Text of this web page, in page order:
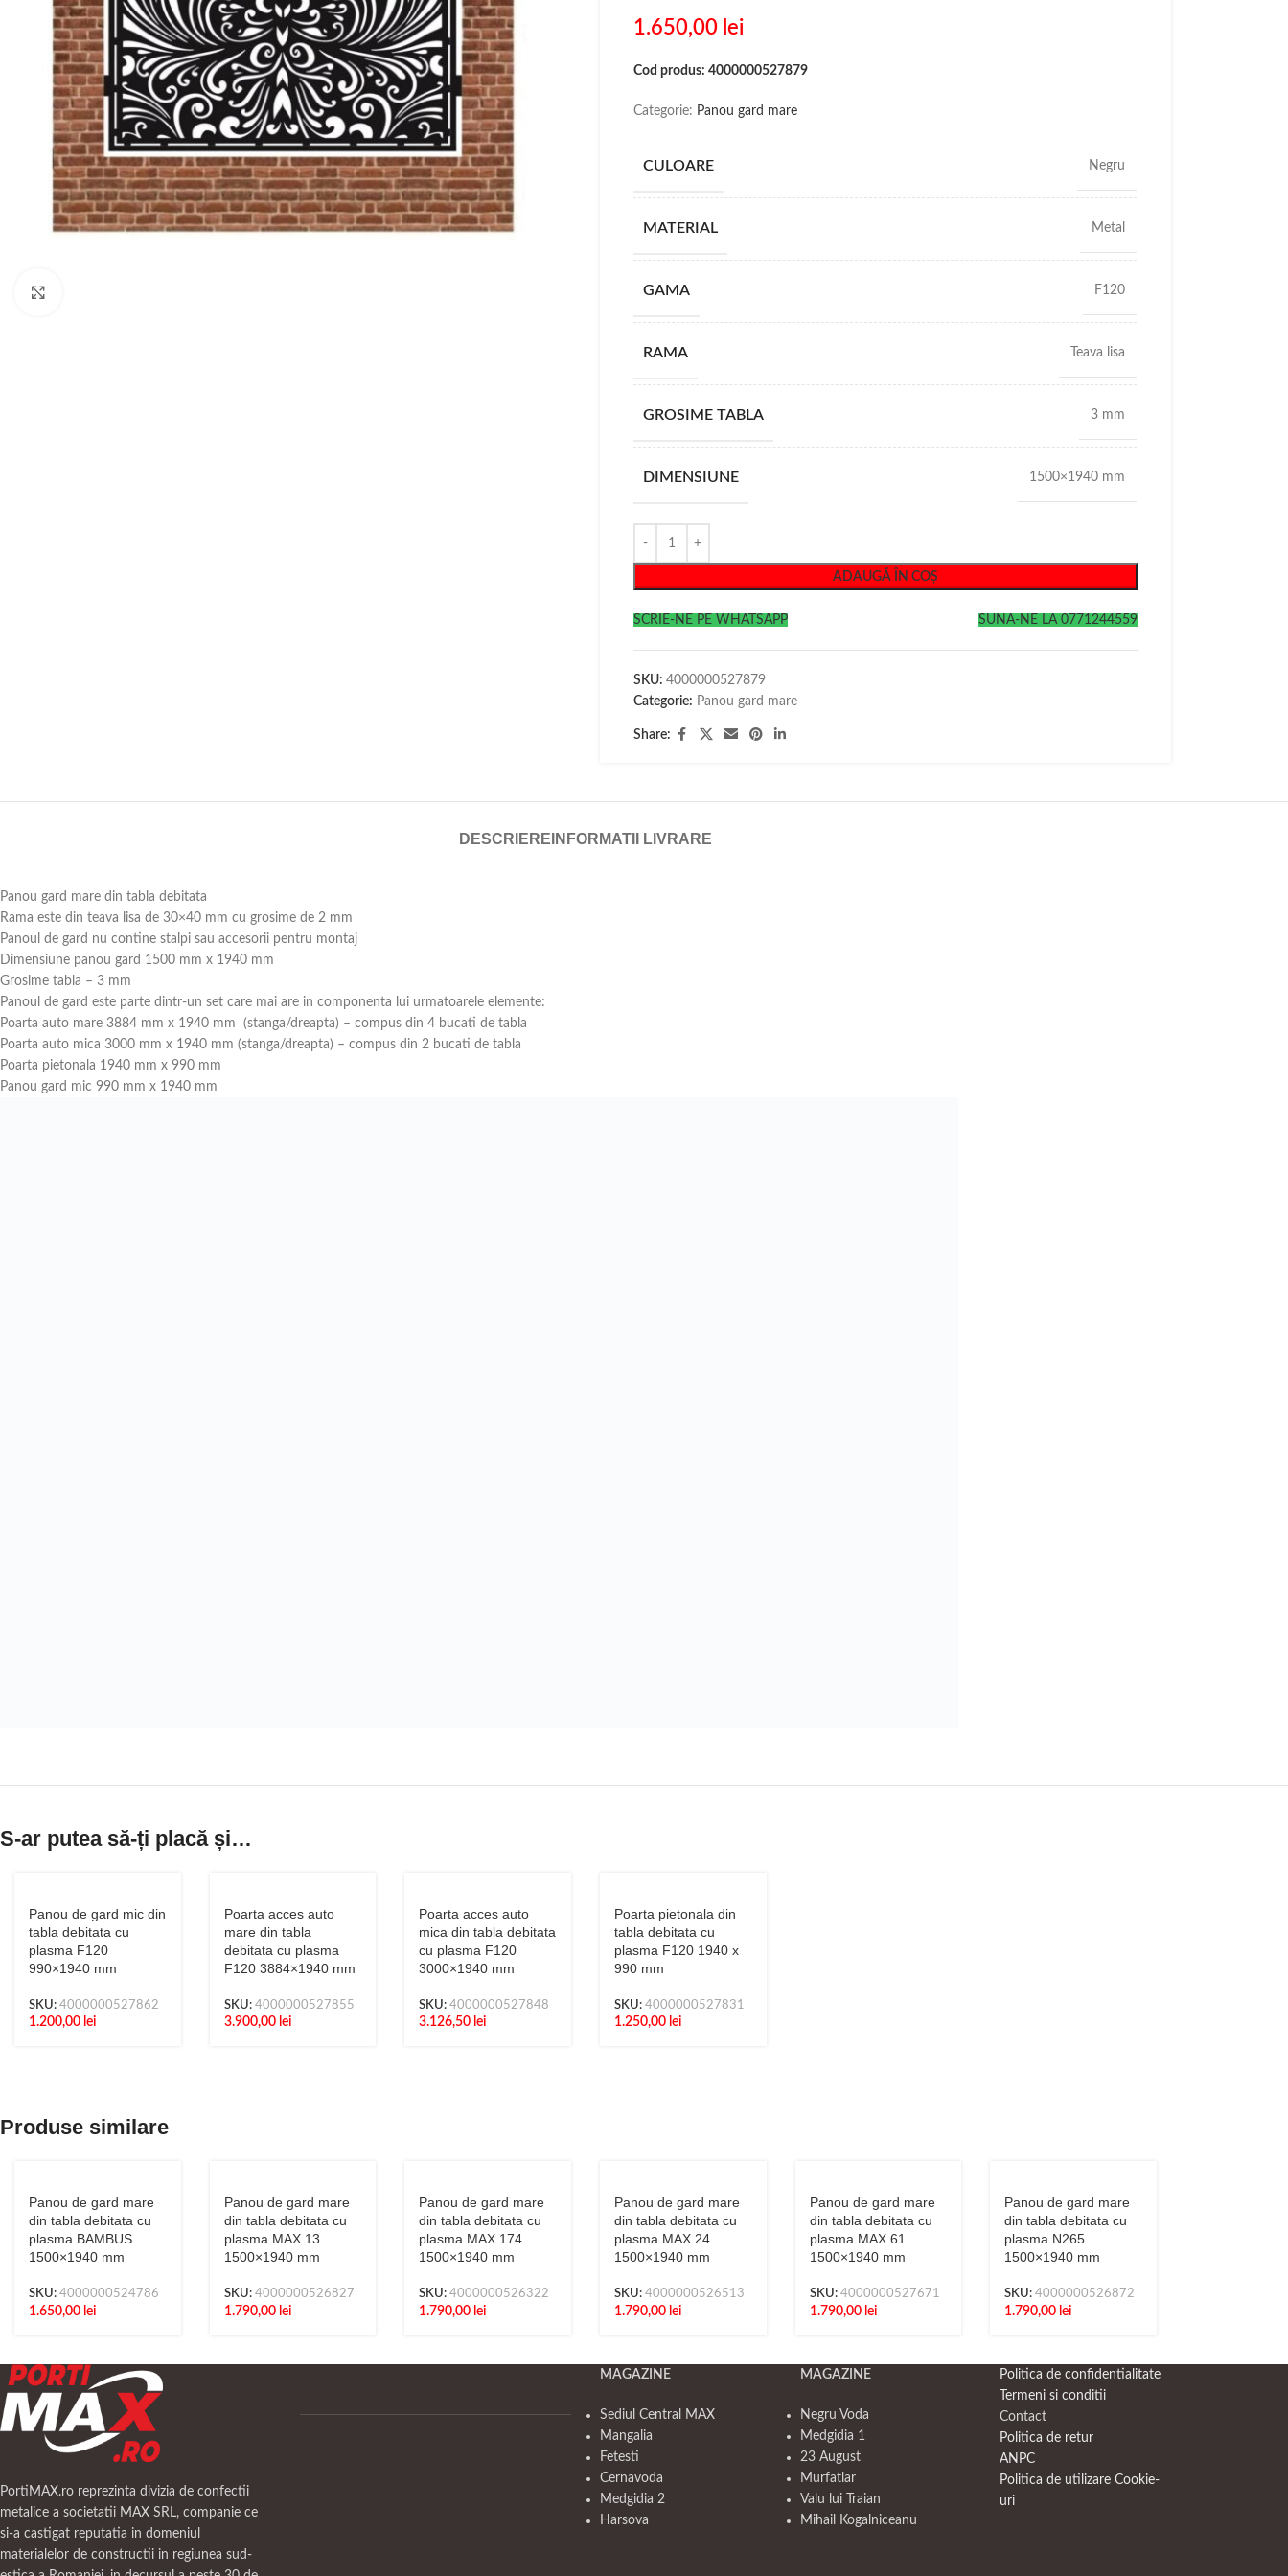
1.650,00 lei
Cod produs: 4000000527879
Categorie: Panou gard mare
CULOARE Negru
MATERIAL Metal
GAMA F120
RAMA Teava lisa
GROSIME TABLA 3 mm
DIMENSIUNE 1500×1940 mm
ADAUGĂ ÎN COȘ
SCRIE-NE PE WHATSAPP SUNA-NE LA 0771244559
SKU: 4000000527879
Categorie: Panou gard mare
Share:
DESCRIERE INFORMATII LIVRARE
Panou gard mare din tabla debitata
Rama este din teava lisa de 30×40 mm cu grosime de 2 mm
Panoul de gard nu contine stalpi sau accesorii pentru montaj
Dimensiune panou gard 1500 mm x 1940 mm
Grosime tabla – 3 mm
Panoul de gard este parte dintr-un set care mai are in componenta lui urmatoarele elemente:
Poarta auto mare 3884 mm x 1940 mm (stanga/dreapta) – compus din 4 bucati de tabla
Poarta auto mica 3000 mm x 1940 mm (stanga/dreapta) – compus din 2 bucati de tabla
Poarta pietonala 1940 mm x 990 mm
Panou gard mic 990 mm x 1940 mm
S-ar putea să-ți placă și…
Panou de gard mic din
tabla debitata cu
plasma F120
990×1940 mm
SKU: 4000000527862
1.200,00 lei
Poarta acces auto
mare din tabla
debitata cu plasma
F120 3884×1940 mm
SKU: 4000000527855
3.900,00 lei
Poarta acces auto
mica din tabla debitata
cu plasma F120
3000×1940 mm
SKU:4000000527848
3.126,50 lei
Poarta pietonala din
tabla debitata cu
plasma F120 1940 x
990 mm
SKU: 4000000527831
1.250,00 lei
Produse similare
Panou de gard mare
din tabla debitata cu
plasma BAMBUS
1500×1940 mm
SKU: 4000000524786
1.650,00 lei
Panou de gard mare
din tabla debitata cu
plasma MAX 13
1500×1940 mm
SKU: 4000000526827
1.790,00 lei
Panou de gard mare
din tabla debitata cu
plasma MAX 174
1500×1940 mm
SKU:4000000526322
1.790,00 lei
Panou de gard mare
din tabla debitata cu
plasma MAX 24
1500×1940 mm
SKU: 4000000526513
1.790,00 lei
Panou de gard mare
din tabla debitata cu
plasma MAX 61
1500×1940 mm
SKU: 4000000527671
1.790,00 lei
Panou de gard mare
din tabla debitata cu
plasma N265
1500×1940 mm
SKU:4000000526872
1.790,00 lei
PortiMAX.ro reprezinta divizia de confectii
metalice a societatii MAX SRL, companie ce
si-a castigat reputatia in domeniul
materialelor de constructii in regiunea sud-
MAGAZINE
Sediul Central MAX
Mangalia
Fetesti
Cernavoda
Medgidia 2
Harsova
MAGAZINE
Negru Voda
Medgidia 1
23 August
Murfatlar
Valu lui Traian
Mihail Kogalniceanu
Politica de confidentialitate
Termeni si conditii
Contact
Politica de retur
ANPC
Politica de utilizare Cookie-
uri